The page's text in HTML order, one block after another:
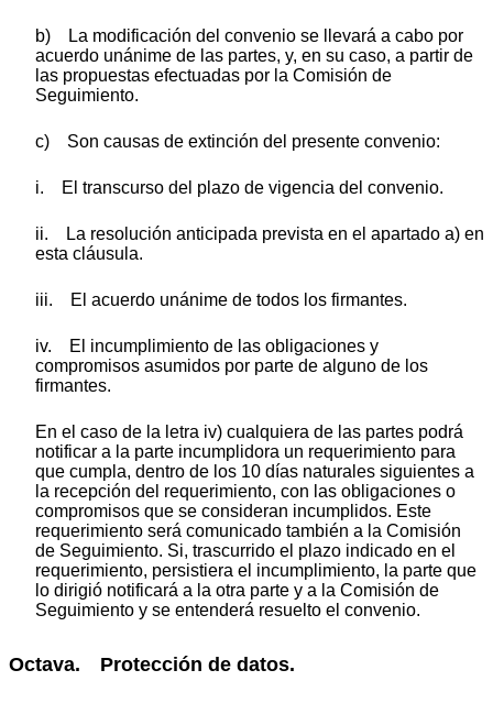
b) La modificación del convenio se llevará a cabo por
acuerdo unánime de las partes, y, en su caso, a partir de
las propuestas efectuadas por la Comisión de
Seguimiento.
c) Son causas de extinción del presente convenio:
i. El transcurso del plazo de vigencia del convenio.
ii. La resolución anticipada prevista en el apartado a) en
esta cláusula.
iii. El acuerdo unánime de todos los firmantes.
iv. El incumplimiento de las obligaciones y
compromisos asumidos por parte de alguno de los
firmantes.
En el caso de la letra iv) cualquiera de las partes podrá
notificar a la parte incumplidora un requerimiento para
que cumpla, dentro de los 10 días naturales siguientes a
la recepción del requerimiento, con las obligaciones o
compromisos que se consideran incumplidos. Este
requerimiento será comunicado también a la Comisión
de Seguimiento. Si, trascurrido el plazo indicado en el
requerimiento, persistiera el incumplimiento, la parte que
lo dirigió notificará a la otra parte y a la Comisión de
Seguimiento y se entenderá resuelto el convenio.
Octava. Protección de datos.